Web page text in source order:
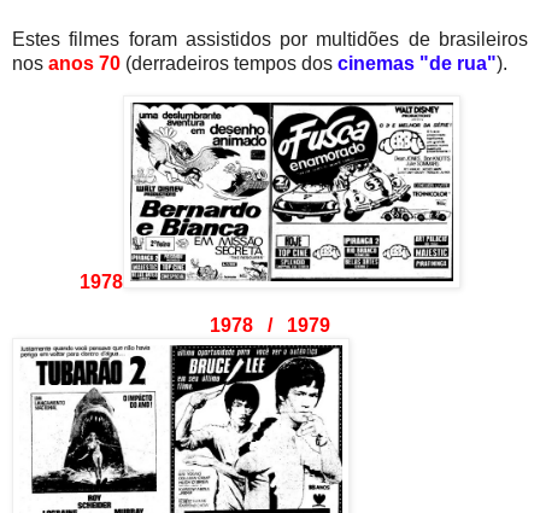
Estes filmes foram assistidos por multidões de brasileiros
nos anos 70 (derradeiros tempos dos cinemas "de rua").
1978
1978 / 1979